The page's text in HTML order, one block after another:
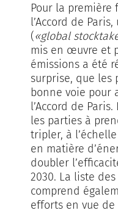
Pour la première
l’Accord de
(«global
mis en œuvre et
émissions a été
surprise, que les
bonne voie pour
l’Accord de
les parties à
tripler, à
en matière
doubler
2030. La liste
comprend
efforts en vue